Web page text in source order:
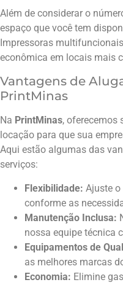
Além de considerar o
espaço que você tem
Impressoras
econômica em locais mais
Vantagens de
PrintMinas
Na PrintMinas, oferecemos
locação para que sua
Aqui estão algumas das
serviços:
Flexibilidade: Ajuste
conforme as
Manutenção Inclusa:
nossa equipe técnica
Equipamentos de
as melhores marcas
Economia: Elimine